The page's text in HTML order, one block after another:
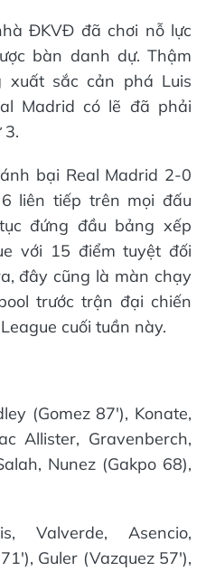
ĐKVĐ đã chơi nỗ lực
bàn danh dự. Thậm
xuất sắc cản phá Luis
Madrid có lẽ đã phải
3.
bại Real Madrid 2-0
liên tiếp trên mọi đấu
đứng đầu bảng xếp
với 15 điểm tuyệt đối
đây cũng là màn chạy
trước trận đại chiến
cuối tuần này.
(Gomez 87'), Konate,
Allister, Gravenberch,
Nunez (Gakpo 68),
Valverde, Asencio,
Guler (Vazquez 57'),